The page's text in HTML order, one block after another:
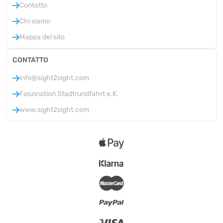
Contatto
Chi siamo
Mappa del sito
CONTATTO
info@sight2sight.com
Faszination Stadtrundfahrt e.K.
www.sight2sight.com